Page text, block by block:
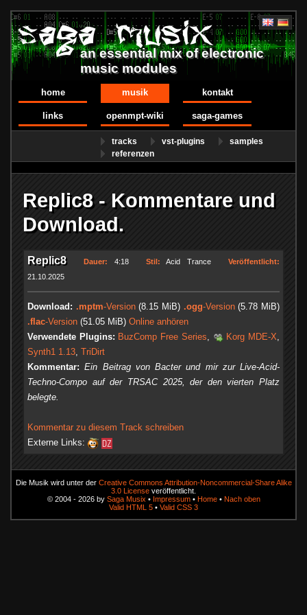
an essential mix of electronic
music modules
home musik kontakt
links openmpt-wiki saga-games
tracks vst-plugins
samples
referenzen
Replic8 - Kommentare und
Download.
Replic8 Dauer: 4:18 Stil: Acid Trance
Veröffentlicht:
21.10.2025
Download: .mptm-Version(8.15 MiB) .ogg-Version(5.78 MiB)
.flac-Version (51.05 MiB) Online anhören
Verwendete Plugins: BuzComp Free Series, Korg MDE-X,
Synth1 1.13, TriDirt
Kommentar: Ein Beitrag von Bacter und mir zur Live-Acid-
Techno-Compo auf der TRSAC 2025, der den vierten Platz
belegte.
Kommentar zu diesem Track schreiben
Externe Links:
Die Musik wird unter der Creative Commons Attribution-Noncommercial-Share Alike
3.0 License veröffentlicht.
© 2004 - 2026 by Saga Musix • Impressum• Home• Nach oben
Valid HTML 5 • Valid CSS 3